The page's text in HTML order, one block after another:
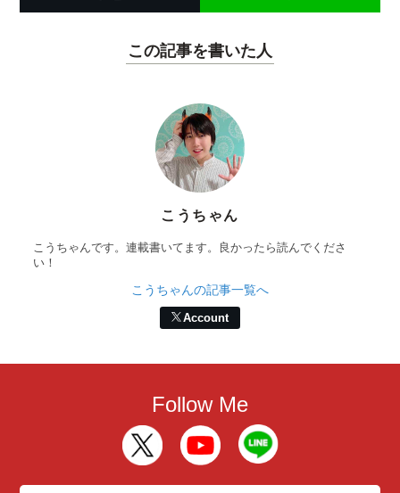
この記事を書いた人
こうちゃん
こうちゃんです。連載書いてます。良かったら読んでくださ
い！
こうちゃんの記事一覧へ
Account
Follow Me